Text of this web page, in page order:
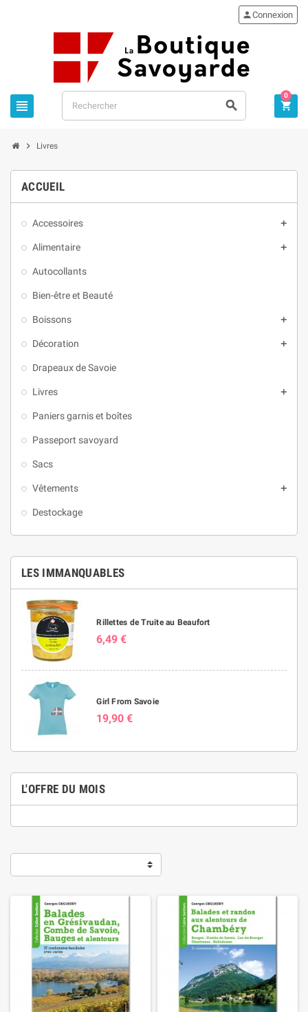
 
Connexion

0
 Livres
ACCUEIL
Accessoires 
Alimentaire 
Autocollants
Bien-être et Beauté
Boissons 
Décoration 
Drapeaux de Savoie
Livres 
Paniers garnis et boîtes
Passeport savoyard
Sacs
Vêtements 
Destockage
LES IMMANQUABLES
Rillettes de Truite au Beaufort
6,49 €
Girl From Savoie
19,90 €
L'OFFRE DU MOIS